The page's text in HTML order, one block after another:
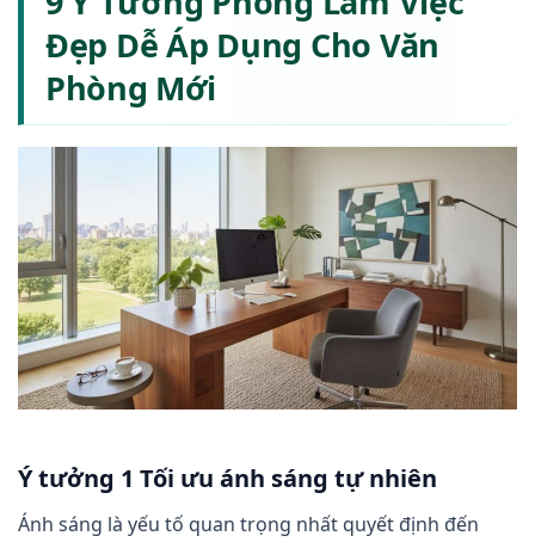
Đẹp Dễ Áp Dụng Cho Văn
Phòng Mới
Ý tưởng 1 Tối ưu ánh sáng tự nhiên
Ánh sáng là yếu tố quan trọng nhất quyết định đến